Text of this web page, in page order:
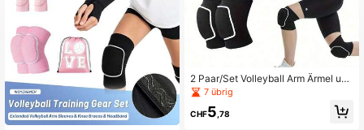
2 Paar/Set Volleyball Arm Ärmel und
Knieschoner für den Strand, einfarbi
ge Arm Ärmel mit Schutzkissen, Kni
eschoner, Volleyball Trainingsausrü
7 übrig
CHF5 ,78